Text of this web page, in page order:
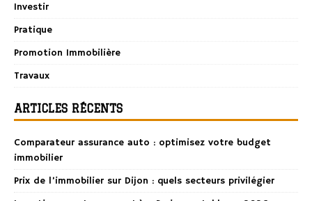
Investir
Pratique
Promotion Immobilière
Travaux
ARTICLES RÉCENTS
Comparateur assurance auto : optimisez votre budget
immobilier
Prix de l’immobilier sur Dijon : quels secteurs privilégier